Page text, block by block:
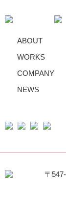
ABOUT
WORKS
COMPANY
NEWS
〒